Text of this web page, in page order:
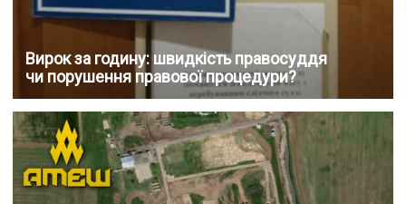
Вирок за годину: швидкість правосуддя
чи порушення правової процедури?